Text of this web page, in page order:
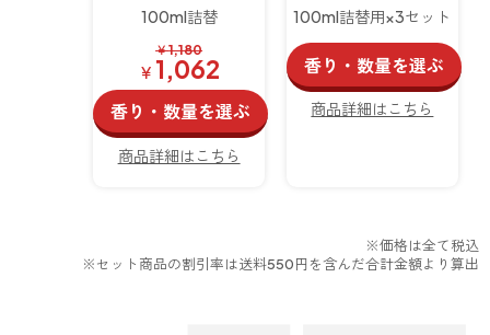
100ml詰替
￥1,180
￥ 1,062
香り・数量を選ぶ
商品詳細はこちら
100ml詰替用×3セット
香り・数量を選ぶ
商品詳細はこちら
※価格は全て税込
※セット商品の割引率は送料550円を含んだ合計金額より算出